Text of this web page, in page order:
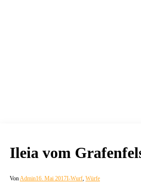
Ileia vom
VonAdmin16. Mai 2017I-Wurf, Würfe